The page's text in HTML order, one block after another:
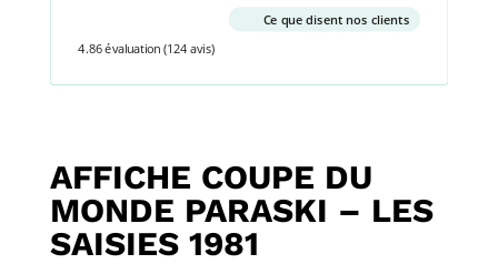
Ce que disent nos clients
4.86 évaluation (124 avis)
AFFICHE COUPE DU
MONDE PARASKI – LES
SAISIES 1981